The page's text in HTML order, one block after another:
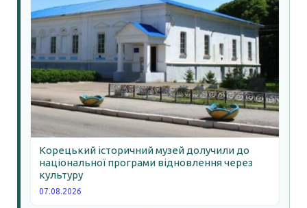
Корецький історичний музей долучили до
національної програми відновлення через
культуру
07.08.2026